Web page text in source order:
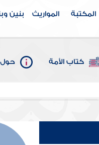
المكتبة المواريث بنين
كتاب الأمة حول